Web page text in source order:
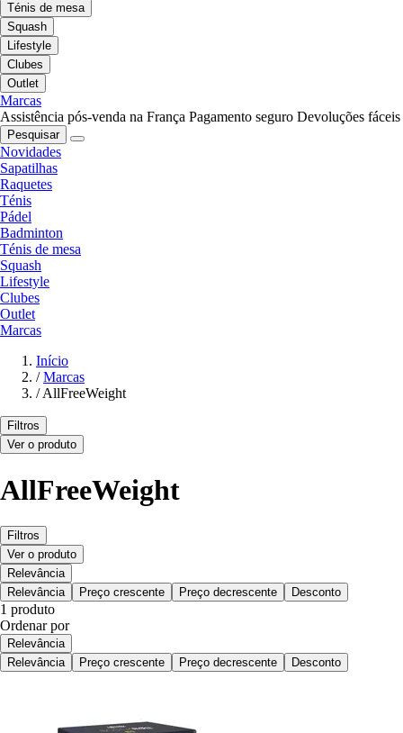
Ténis de mesa
Squash
Lifestyle
Clubes
Outlet
Marcas
Assistência pós-venda na França Pagamento seguro Devoluções fáceis
Pesquisar
Novidades
Sapatilhas
Raquetes
Ténis
Pádel
Badminton
Ténis de mesa
Squash
Lifestyle
Clubes
Outlet
Marcas
Início
/ Marcas
/ AllFreeWeight
Filtros
Ver o produto
AllFreeWeight
Filtros
Ver o produto
Relevância
Relevância
Preço crescente Preço decrescente Desconto
1 produto
Ordenar por
Relevância
Relevância
Preço crescente Preço decrescente Desconto